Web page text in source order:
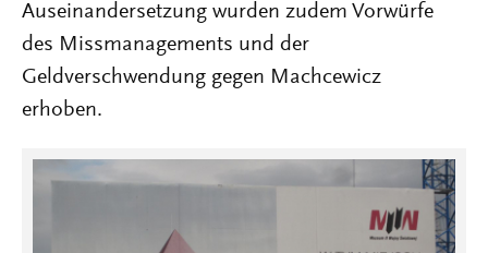
Auseinandersetzung wurden zudem Vorwürfe
des Missmanagements und der
Geldverschwendung gegen Machcewicz
erhoben.